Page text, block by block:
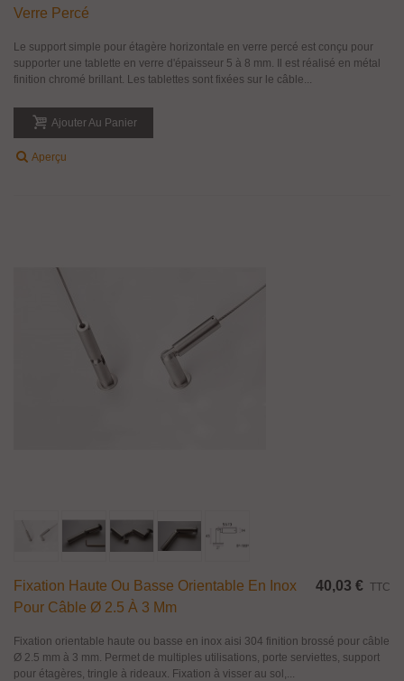
Verre Percé
Le support simple pour étagère horizontale en verre percé est conçu pour
supporter une tablette en verre d'épaisseur 5 à 8 mm. Il est réalisé en métal
finition chromé brillant. Les tablettes sont fixées sur le câble...
Ajouter Au Panier
Aperçu
Fixation Haute Ou Basse Orientable En Inox
Pour Câble Ø 2.5 À 3 Mm
40,03 € TTC
Fixation orientable haute ou basse en inox aisi 304 finition brossé pour câble
Ø 2.5 mm à 3 mm. Permet de multiples utilisations, porte serviettes, support
pour étagères, tringle à rideaux. Fixation à visser au sol,...